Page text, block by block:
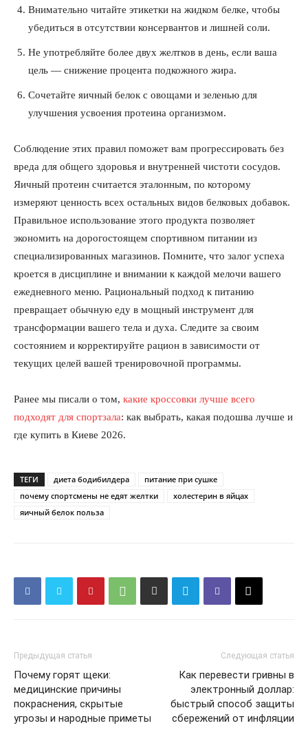
Мой аккаунт
Реклама
Контакты
Внимательно читайте этикетки на жидком белке, чтобы
убедиться в отсутствии консервантов и лишней соли.
Не употребляйте более двух желтков в день, если ваша
цель — снижение процента подкожного жира.
Сочетайте яичный белок с овощами и зеленью для
улучшения усвоения протеина организмом.
Соблюдение этих правил поможет вам прогрессировать без
вреда для общего здоровья и внутренней чистоти сосудов.
Яичный протеин считается эталонным, по которому
измеряют ценность всех остальных видов белковых добавок.
Правильное использование этого продукта позволяет
экономить на дорогостоящем спортивном питании из
специализированных магазинов. Помните, что залог успеха
кроется в дисциплине и внимании к каждой мелочи вашего
ежедневного меню. Рациональный подход к питанию
превращает обычную еду в мощный инструмент для
трансформации вашего тела и духа. Следите за своим
состоянием и корректируйте рацион в зависимости от
текущих целей вашей тренировочной программы.
Ранее мы писали о том, какие кроссовки лучше всего
подходят для спортзала: как выбрать, какая подошва лучше и
где купить в Киеве 2026.
ТЕГИ диета бодибилдера
питание при сушке
почему спортсмены не едят желтки
холестерин в яйцах
яичный белок польза
Предыдущая статья
Почему горят щеки:
медицинские причины
покраснения, скрытые
угрозы и народные приметы
Следующая статья
Как перевести гривны в
электронный доллар:
быстрый способ защиты
сбережений от инфляции